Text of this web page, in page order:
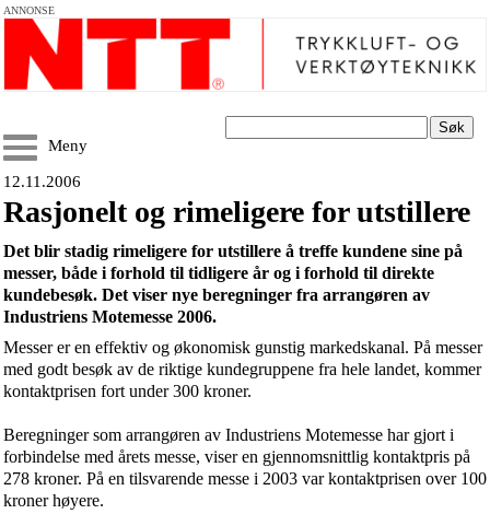
ANNONSE
Søk
Meny
12.11.2006
Rasjonelt og rimeligere for utstillere
Det blir stadig rimeligere for utstillere å treffe kundene sine på
messer, både i forhold til tidligere år og i forhold til direkte
kundebesøk. Det viser nye beregninger fra arrangøren av
Industriens Motemesse 2006.
Messer er en effektiv og økonomisk gunstig markedskanal. På messer
med godt besøk av de riktige kundegruppene fra hele landet, kommer
kontaktprisen fort under 300 kroner.
Beregninger som arrangøren av Industriens Motemesse har gjort i
forbindelse med årets messe, viser en gjennomsnittlig kontaktpris på
278 kroner. På en tilsvarende messe i 2003 var kontaktprisen over 100
kroner høyere.